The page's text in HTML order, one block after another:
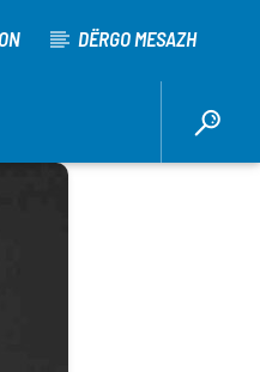
DËRGO MESAZH